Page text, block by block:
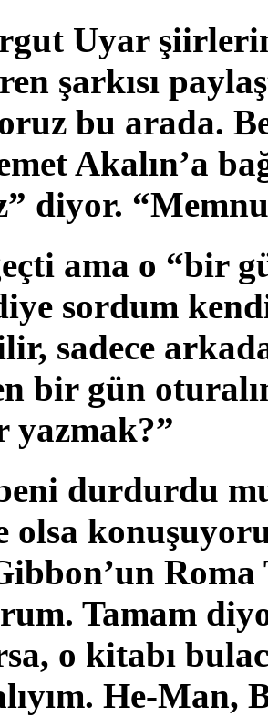
Uyar
şarkısı
bu arada.
Akalın’a
diyor.
ama o “bir
sordum
sadece
bir gün
yazmak?”
durdurdu
olsa
Roma
Tamam
o kitabı
He-Man,